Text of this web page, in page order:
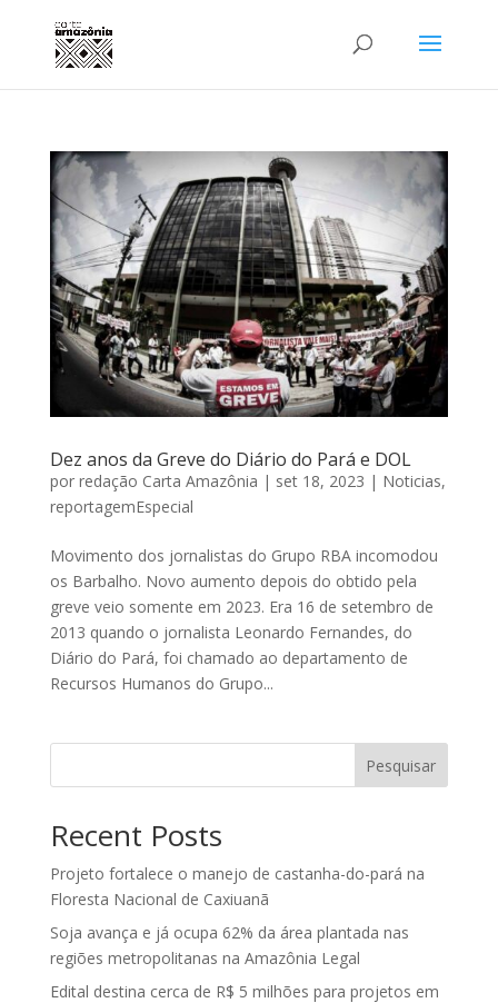
Dez anos da Greve do Diário do Pará e DOL
por redação Carta Amazônia | set 18, 2023 | Noticias,
reportagemEspecial
Movimento dos jornalistas do Grupo RBA incomodou
os Barbalho. Novo aumento depois do obtido pela
greve veio somente em 2023. Era 16 de setembro de
2013 quando o jornalista Leonardo Fernandes, do
Diário do Pará, foi chamado ao departamento de
Recursos Humanos do Grupo...
Pesquisar
Recent Posts
Projeto fortalece o manejo de castanha-do-pará na
Floresta Nacional de Caxiuanã
Soja avança e já ocupa 62% da área plantada nas
regiões metropolitanas na Amazônia Legal
Edital destina cerca de R$ 5 milhões para projetos em